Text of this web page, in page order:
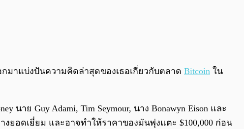
0:00/ 0:00
กมาแบ่งปันความคิดล่าสุดของเธอเกี่ยวกับตลาด Bitcoin ใน
นาย Guy Adami, Tim Seymour, นาง Bonawyn Eison และ
งยอดเยี่ยม และอาจทำให้ราคาของมันพุ่งแตะ $100,000 ก่อน